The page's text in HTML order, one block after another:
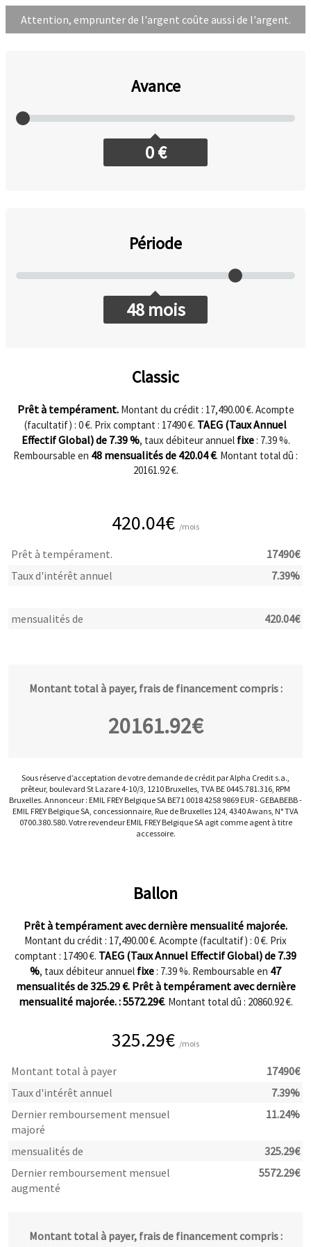
Attention, emprunter de l'argent coûte aussi de l'argent.
Avance
0€
Période
48 mois
Classic
Prêt à tempérament.Montant du crédit : 17,490.00 €. Acompte
(facultatif) : 0€. Prix comptant : 17490€. TAEG (Taux Annuel
Effectif Global) de 7.39%, taux débiteur annuel fixe: 7.39%.
Remboursable en 48 mensualités de 420.04€. Montant total dû :
20161.92€.
420.04€ /mois
Prêt à tempérament. 17490€
Taux d'intérêt annuel
7.39%
mensualités de 420.04€
Montant total à payer, frais de financement compris :
20161.92€
Sous réserve d’acceptation de votre demande de crédit par Alpha Credit s.a.,
prêteur, boulevard St Lazare 4-10/3, 1210 Bruxelles, TVA BE 0445.781.316, RPM
Bruxelles. Annonceur : EMIL FREY Belgique SA BE71 0018 4258 9869 EUR - GEBABEBB -
EMIL FREY Belgique SA, concessionnaire, Rue de Bruxelles 124, 4340 Awans, N° TVA
0700.380.580. Votre revendeur EMIL FREY Belgique SA agit comme agent à titre
accessoire.
Ballon
Prêt à tempérament avec dernière mensualité majorée.
Montant du crédit : 17,490.00 €. Acompte (facultatif) : 0€. Prix
comptant : 17490€. TAEG (Taux Annuel Effectif Global) de 7.39
%, taux débiteur annuel fixe: 7.39%. Remboursable en 47
mensualités de325.29€. Prêt à tempérament avec dernière
mensualité majorée. :5572.29€. Montant total dû : 20860.92€.
325.29€ /mois
Montant total à payer 17490€
Taux d'intérêt annuel
7.39%
Dernier remboursement mensuel
majoré
11.24%
mensualités de 325.29€
Dernier remboursement mensuel
augmenté
5572.29€
Montant total à payer, frais de financement compris :